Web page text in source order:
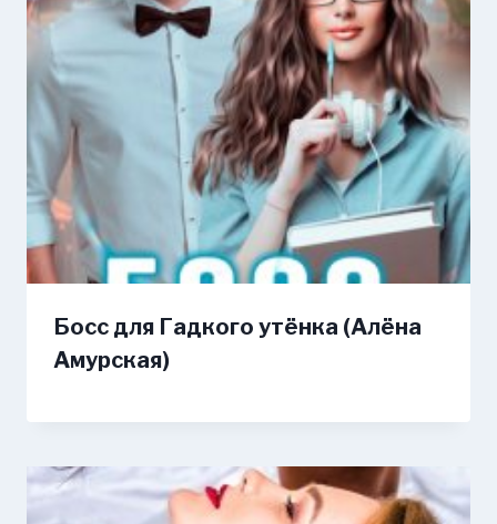
Босс для Гадкого утёнка (Алёна
Амурская)